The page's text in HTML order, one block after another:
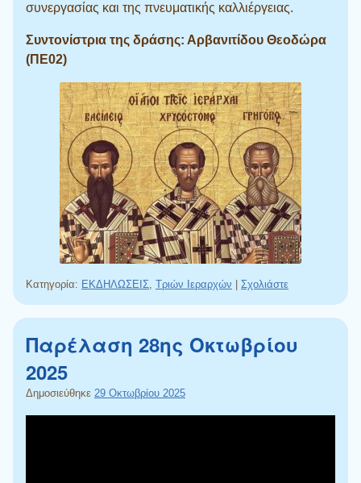
συνεργασίας και της πνευματικής καλλιέργειας.
Συντονίστρια της δράσης: Αρβανιτίδου Θεοδώρα
(ΠΕ02)
Κατηγορία: ΕΚΔΗΛΩΣΕΙΣ, Τριών Ιεραρχών Σχολιάστε
Παρέλαση 28ης Οκτωβρίου
2025
Δημοσιεύθηκε 29 Οκτωβρίου 2025